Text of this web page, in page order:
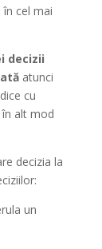
cel mai
decizii
atunci
cu
alt mod
decizia la
un